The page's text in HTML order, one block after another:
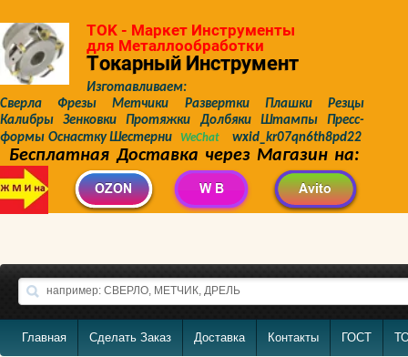
TOK - Маркет Инструменты
для Металлообработки
Токарный Инструмент
Изготавливаем:
Сверла Фрезы Метчики Развертки Плашки Резцы
Калибры Зенковки Протяжки Долбяки Штампы Пресс-
формы Оснастку Шестерни
WeChat wxid_kr07qn6th8pd22
Бесплатная Доставка через Магазин на:
Главная Сделать Заказ Доставка Контакты ГОСТ